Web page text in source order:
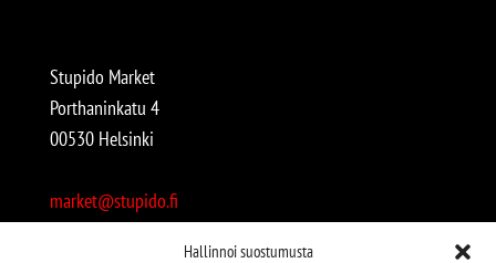
Hallinnoi suostumusta
Stupido Market
Porthaninkatu 4
00530 Helsinki
market@stupido.fi